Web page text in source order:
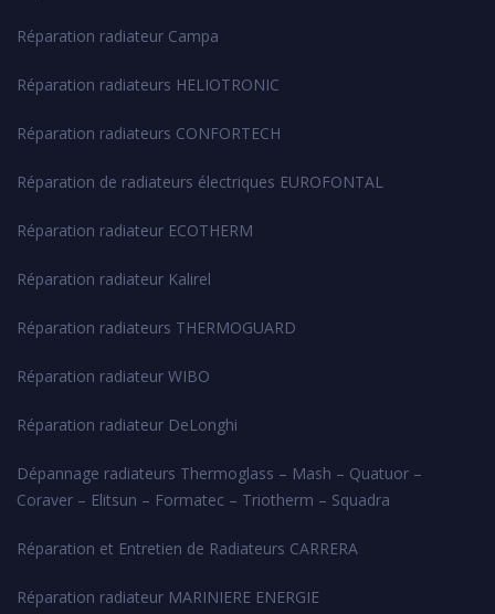
Réparation radiateur Campa
Réparation radiateurs HELIOTRONIC
Réparation radiateurs CONFORTECH
Réparation de radiateurs électriques EUROFONTAL
Réparation radiateur ECOTHERM
Réparation radiateur Kalirel
Réparation radiateurs THERMOGUARD
Réparation radiateur WIBO
Réparation radiateur DeLonghi
Dépannage radiateurs Thermoglass – Mash – Quatuor –
Coraver – Elitsun – Formatec – Triotherm – Squadra
Réparation et Entretien de Radiateurs CARRERA
Réparation radiateur MARINIERE ENERGIE